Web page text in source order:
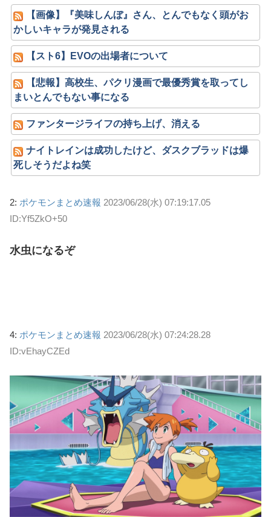
【画像】『美味しんぼ』さん、とんでもなく頭がお
かしいキャラが発見される
【スト6】EVOの出場者について
【悲報】高校生、パクリ漫画で最優秀賞を取ってし
まいとんでもない事になる
ファンタージライフの持ち上げ、消える
ナイトレインは成功したけど、ダスクブラッドは爆
死しそうだよね笑
2: ポケモンまとめ速報 2023/06/28(水) 07:19:17.05
ID:Yf5ZkO+50
水虫になるぞ
4: ポケモンまとめ速報 2023/06/28(水) 07:24:28.28
ID:vEhayCZEd